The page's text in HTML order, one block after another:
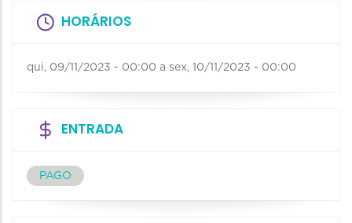
HORÁRIOS
qui, 09/11/2023 - 00:00 a sex, 10/11/2023 - 00:00
ENTRADA
PAGO